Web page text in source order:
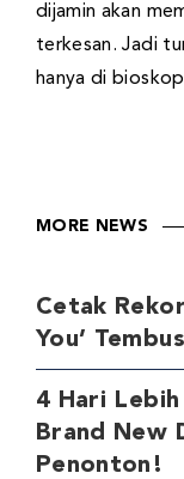
dijamin akan
terkesan. Jadi
hanya di
MORE NEWS
Cetak
You’
4 Hari
Brand New
Penonton!